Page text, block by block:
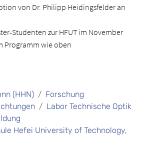
von Dr. Philipp Heidingsfelder an
Studenten zur HFUT im November
Programm wie oben
(HHN)
Forschung
Labor Technische Optik
Hefei University of Technology,